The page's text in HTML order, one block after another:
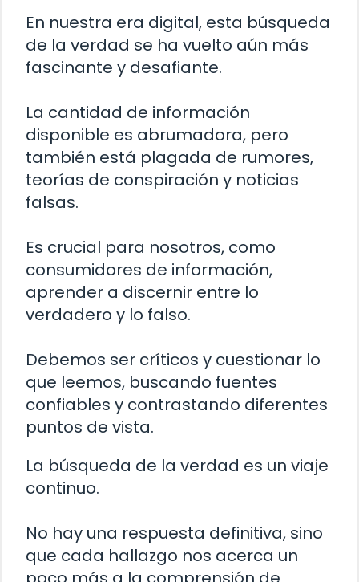
En nuestra era digital, esta búsqueda
de la verdad se ha vuelto aún más
fascinante y desafiante.
La cantidad de información
disponible es abrumadora, pero
también está plagada de rumores,
teorías de conspiración y noticias
falsas.
Es crucial para nosotros, como
consumidores de información,
aprender a discernir entre lo
verdadero y lo falso.
Debemos ser críticos y cuestionar lo
que leemos, buscando fuentes
confiables y contrastando diferentes
puntos de vista.
La búsqueda de la verdad es un viaje
continuo.
No hay una respuesta definitiva, sino
que cada hallazgo nos acerca un